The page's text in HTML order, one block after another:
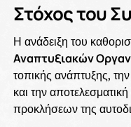
Στόχος του
Η ανάδειξη του
Αναπτυξιακών
τοπικής ανάπτυξης,
και την
προκλήσεων της